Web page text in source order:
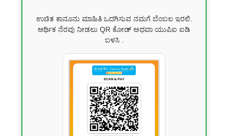
ಉಚಿತ ಕಾನೂನು ಮಾಹಿತಿ ಒದಗಿಸುವ ನಮಗೆ ಬೆಂಬಲ ಇರಲಿ.
ಆರ್ಥಿಕ ನೆರವು ನೀಡಲು QR ಕೋಡ್ ಅಥವಾ ಯುಪಿಐ ಐಡಿ
ಬಳಸಿ .